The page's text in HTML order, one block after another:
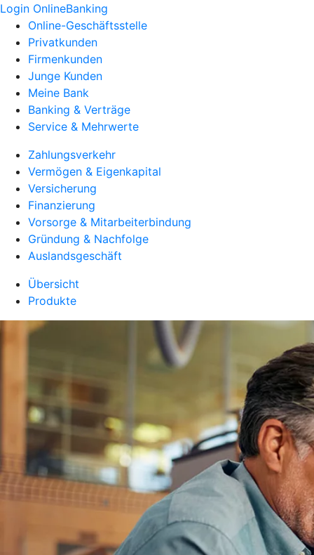
Login OnlineBanking
Online-Geschäftsstelle
Privatkunden
Firmenkunden
Junge Kunden
Meine Bank
Banking & Verträge
Service & Mehrwerte
Zahlungsverkehr
Vermögen & Eigenkapital
Versicherung
Finanzierung
Vorsorge & Mitarbeiterbindung
Gründung & Nachfolge
Auslandsgeschäft
Übersicht
Produkte